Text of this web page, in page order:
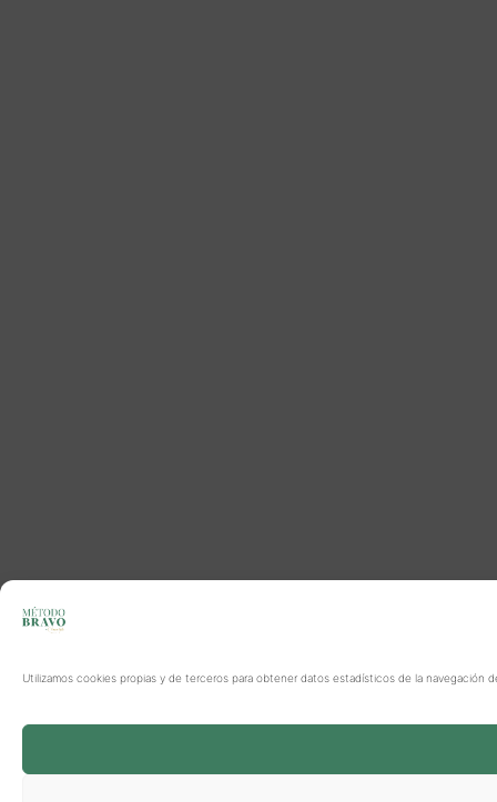
Utilizamos cookies propias y de terceros para obtener datos estadísticos de la navegación